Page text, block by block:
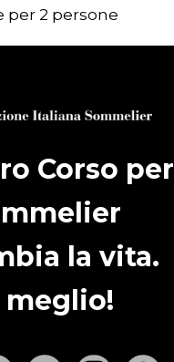
per 2 persone
Corso per
la vita.
meglio!